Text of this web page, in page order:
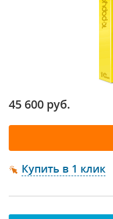
45 600 руб.
Купить в 1 клик